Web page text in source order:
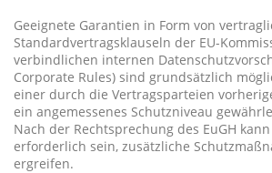
Geeignete Garantien in Form von
Standardvertragsklauseln der EU-
verbindlichen internen
Corporate Rules) sind grundsätzlich
einer durch die Vertragsparteien
ein angemessenes Schutzniveau
Nach der Rechtsprechung des EuGH
erforderlich sein, zusätzliche
ergreifen.